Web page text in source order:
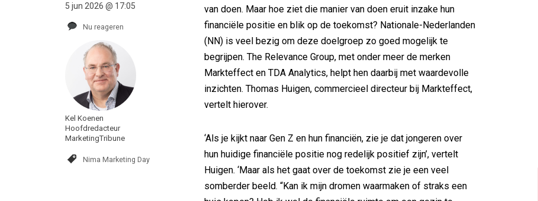
5 jun 2026 @ 17:05
Nu reageren
Kel Koenen
Hoofdredacteur
MarketingTribune
Nima Marketing Day
van doen. Maar hoe ziet die manier van doen eruit inzake hun
financiële positie en blik op de toekomst? Nationale-Nederlanden
(NN) is veel bezig om deze doelgroep zo goed mogelijk te
begrijpen. The Relevance Group, met onder meer de merken
Markteffect en TDA Analytics, helpt hen daarbij met waardevolle
inzichten. Thomas Huigen, commercieel directeur bij Markteffect,
vertelt hierover.
‘Als je kijkt naar Gen Z en hun financiën, zie je dat jongeren over
hun huidige financiële positie nog redelijk positief zijn’, vertelt
Huigen. ‘Maar als het gaat over de toekomst zie je een veel
somberder beeld. “Kan ik mijn dromen waarmaken of straks een